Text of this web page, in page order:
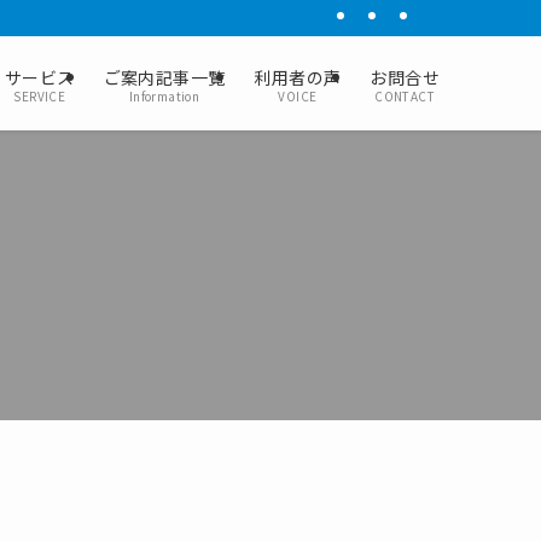
サービス
SERVICE
ご案内記事一覧
Information
利用者の声
VOICE
お問合せ
CONTACT